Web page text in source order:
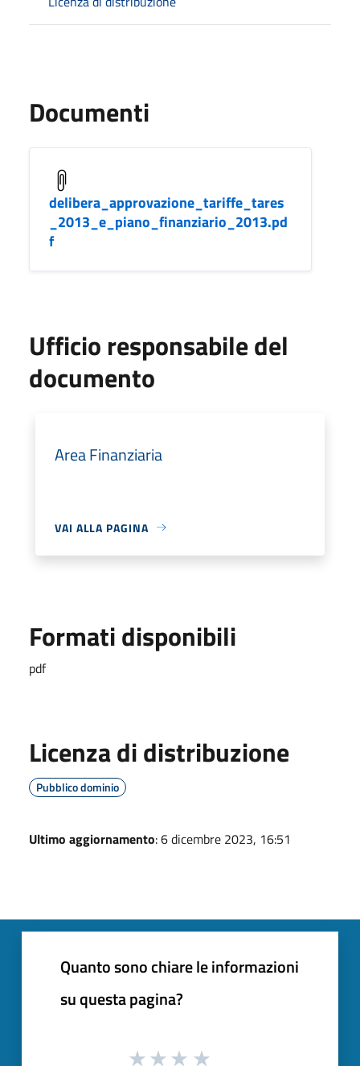
Documenti
delibera_approvazione_tariffe_tares
_2013_e_piano_finanziario_2013.pd
f
Ufficio responsabile del
documento
Area Finanziaria
VAI ALLA PAGINA
Formati disponibili
pdf
Licenza di distribuzione
Pubblico dominio
Ultimo aggiornamento: 6 dicembre 2023, 16:51
Quanto sono chiare le informazioni
su questa pagina?